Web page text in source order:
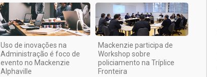
Uso de inovações na
Administração é foco de
evento no Mackenzie
Alphaville
Mackenzie participa de
Workshop sobre
policiamento na Tríplice
Fronteira